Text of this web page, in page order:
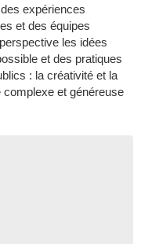
expériences
et des équipes
les idées
et des pratiques
: la créativité et la
et généreuse